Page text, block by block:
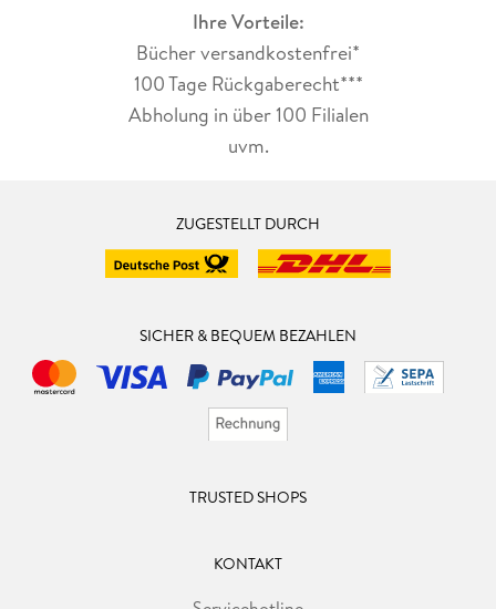
Ihre Vorteile:
Bücher versandkostenfrei*
100 Tage Rückgaberecht***
Abholung in über 100 Filialen
uvm.
ZUGESTELLT DURCH
SICHER & BEQUEM BEZAHLEN
TRUSTED SHOPS
KONTAKT